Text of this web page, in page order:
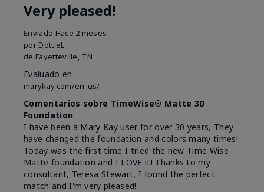
Very pleased!
Enviado Hace 2 meses
por DottieL
de Fayetteville, TN
Evaluado en
marykay.com/en-us/
Comentarios sobre TimeWise® Matte 3D
Foundation
I have been a Mary Kay user for over 30 years, They
have changed the foundation and colors many times!
Today was the first time I tried the new Time Wise
Matte foundation and I LOVE it! Thanks to my
consultant, Teresa Stewart, I found the perfect
match and I'm very pleased!